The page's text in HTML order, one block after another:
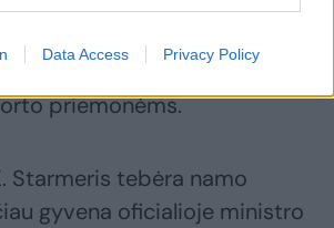
Data Access Privacy Policy
atkarpa buvo uždaryta
priemonėms.
Starmeris tebėra namo
gyvena oficialioje ministro